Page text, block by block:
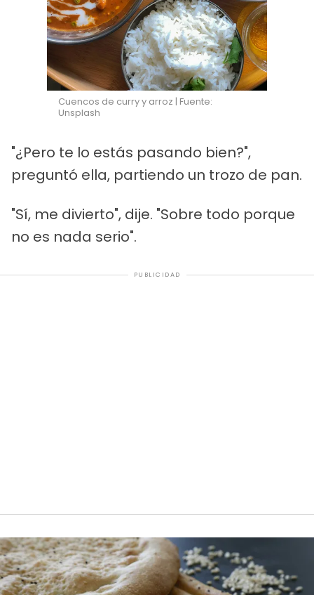
Cuencos de curry y arroz | Fuente:
Unsplash
"¿Pero te lo estás pasando bien?",
preguntó ella, partiendo un trozo de pan.
"Sí, me divierto", dije. "Sobre todo porque
no es nada serio".
PUBLICIDAD